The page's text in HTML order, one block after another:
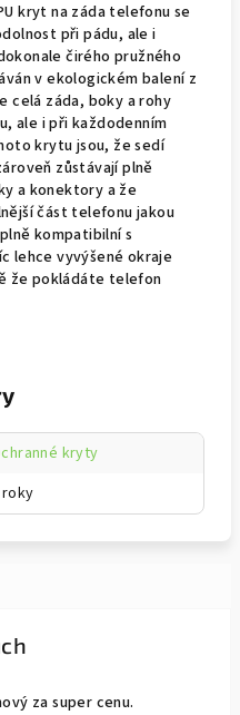
kryt na záda telefonu se
při pádu, ale i
čirého pružného
v ekologickém balení z
celá záda, boky a rohy
ale i při každodenním
krytu jsou, že sedí
zůstávají plně
a konektory a že
část telefonu jakou
kompatibilní s
lehce vyvýšené okraje
že pokládáte telefon
kryty
roky
5 z 5 hvězdiček.
za super cenu.